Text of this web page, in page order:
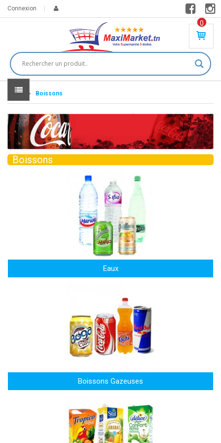
Connexion
0
PR
DU
IT(
S)
0
DT
Home Boissons
Boissons
Eaux
Boissons Gazeuses